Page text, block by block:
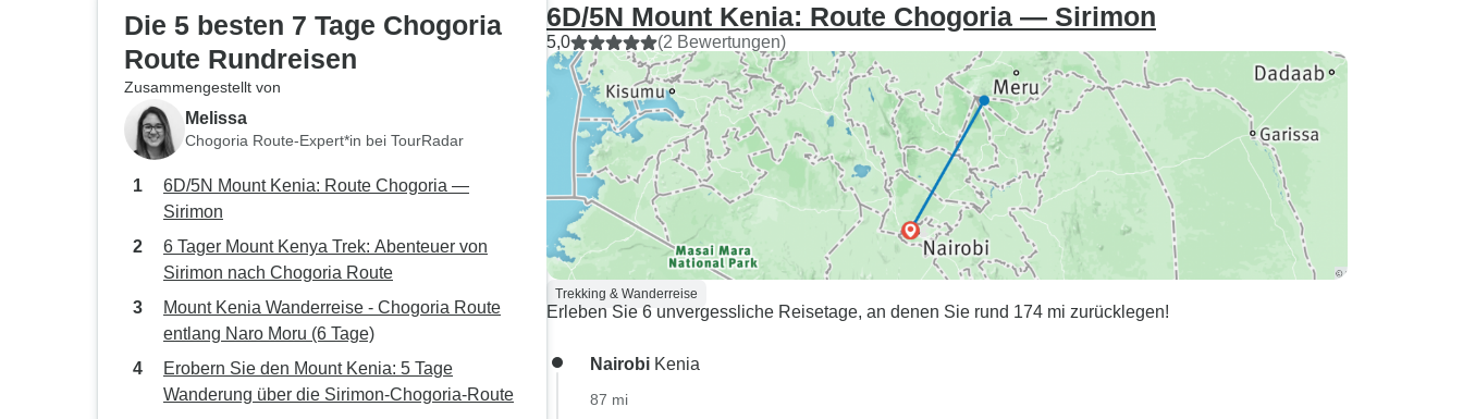
Die 5 besten 7 Tage Chogoria
Route Rundreisen
Zusammengestellt von
Melissa
Chogoria Route-Expert*in bei TourRadar
6D/5N Mount Kenia: Route Chogoria —
Sirimon
6 Tager Mount Kenya Trek: Abenteuer von
Sirimon nach Chogoria Route
Mount Kenia Wanderreise - Chogoria Route
entlang Naro Moru (6 Tage)
Erobern Sie den Mount Kenia: 5 Tage
Wanderung über die Sirimon-Chogoria-Route
6D/5N Mount Kenia: Route Chogoria — Sirimon
5,0 (2 Bewertungen)
Trekking & Wanderreise
Erleben Sie 6 unvergessliche Reisetage, an denen Sie rund 174 mi zurücklegen!
Nairobi Kenia
87 mi